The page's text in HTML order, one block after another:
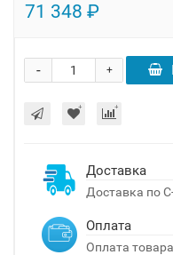
71 348 ₽
+
-
Доставка
Доставка по
Оплата
Оплата